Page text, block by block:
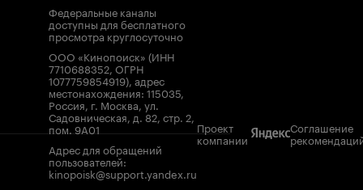
Федеральные каналы
доступны для бесплатного
просмотра круглосуточно
ООО «Кинопоиск» (ИНН
7710688352, ОГРН
1077759854919), адрес
местонахождения: 115035,
Россия, г. Москва, ул.
Садовническая, д. 82, стр. 2,
пом. 9А01
Адрес для обращений
пользователей:
kinopoisk@support.yandex.ru
Проект
компании
Соглашение